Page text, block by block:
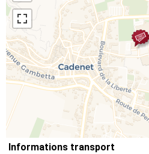
Informations transport